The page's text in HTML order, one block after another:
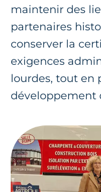
maintenir des
partenaires
conserver la
exigences
lourdes, tout en
développement